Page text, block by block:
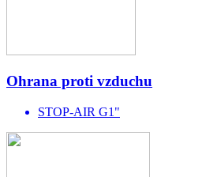
Ohrana proti vzduchu
STOP-AIR G1"